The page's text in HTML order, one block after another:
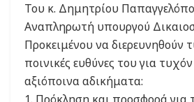
Του κ. Δημητρίου
Αναπληρωτή υπουργού
Προκειμένου να διερευνηθούν
ποινικές ευθύνες του για
αξιόποινα αδικήματα: